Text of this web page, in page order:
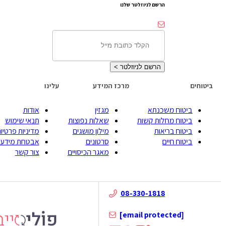
הרשם לניוזלטר שלנו
הרשם לניוזלטר >
ביטוחים
ביטוח משכנתא
ביטוח מחלות קשות
ביטוח בריאות
ביטוח חיים
מרכז המידע
מגזין
שאלות נפוצות
מילון מושגים
סרטונים
מאגר הכיסויים
עלינו
אודות
תנאי שימוש
מדיניות פרטיות
אבטחת מידע
צור קשר
08-330-1818
[email protected]